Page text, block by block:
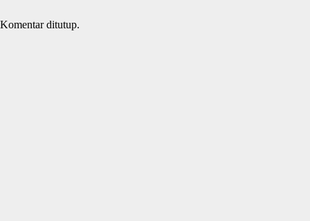
Komentar ditutup.